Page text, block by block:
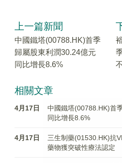
上一篇新聞
中國鐵塔(00788.HK)首季
歸屬股東利潤30.24億元
同比增長8.6%
相關文章
4月17日
中國鐵塔(00788.HK)首
同比增長8.6%
4月17日
三生制藥(01530.HK)抗
藥物獲突破性療法認定